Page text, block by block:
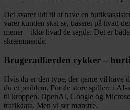
Det svarer lidt til at have en
varer kunden skal se, baseret på hvad
mener – ikke hvad de sagde. Det er
skræmmende.
Brugeradfærden rykker –
Hvis du er den type, der gerne vil have
du et problem. For de store spillere i
til kroppen. OpenAI, Google og
trafikdata. Men vi ser mønstre.